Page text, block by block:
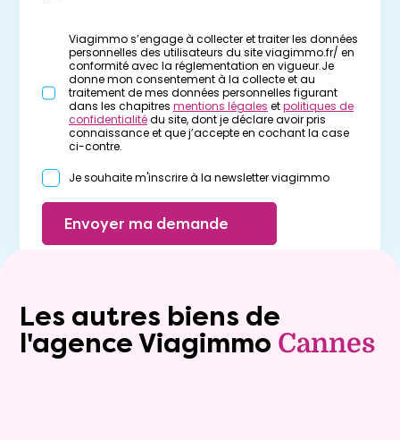
Viagimmo s’engage à collecter et traiter les données
personnelles des utilisateurs du site viagimmo.fr/ en
conformité avec la réglementation en vigueur.Je
donne mon consentement à la collecte et au
traitement de mes données personnelles figurant
dans les chapitres mentions légales etpolitiques de
confidentialitédu site, dont je déclare avoir pris
connaissance et que j’accepte en cochant la case
ci-contre.
Je souhaite m'inscrire à la newsletter viagimmo
Envoyer ma demande
Les autres biens de
l'agence Viagimmo Cannes